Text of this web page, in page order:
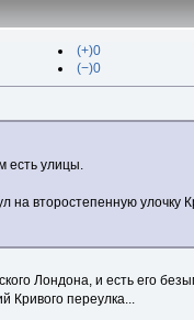
(+)0
(−)0
есть улицы.
на второстепенную
Лондона, и есть его
Кривого переулка...